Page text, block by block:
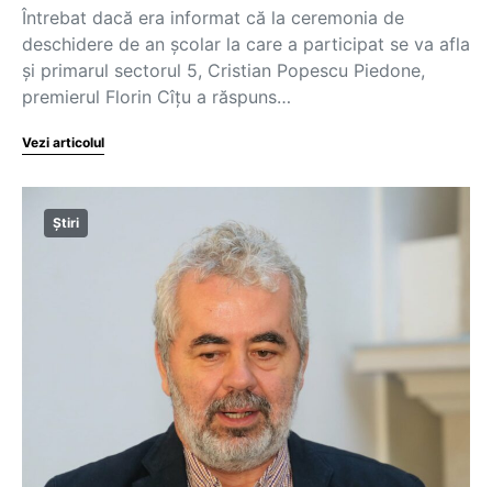
Întrebat dacă era informat că la ceremonia de
deschidere de an școlar la care a participat se va afla
și primarul sectorul 5, Cristian Popescu Piedone,
premierul Florin Cîțu a răspuns…
Vezi articolul
Știri